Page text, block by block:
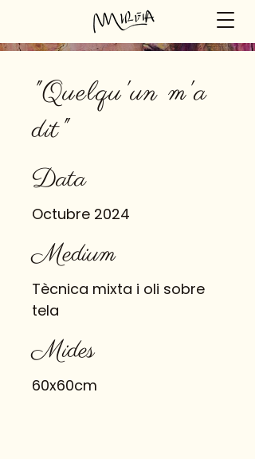
"Quelqu'un m'a
dit"
Data
Octubre 2024
Medium
Tècnica mixta i oli sobre
tela
Mides
60x60cm